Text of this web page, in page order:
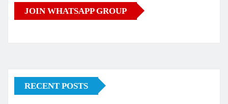
JOIN WHATSAPP GROUP
RECENT POSTS